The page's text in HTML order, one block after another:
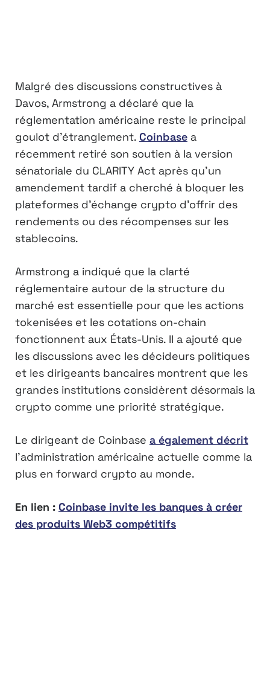
Malgré des discussions constructives à
Davos, Armstrong a déclaré que la
réglementation américaine reste le principal
goulot d’étranglement. Coinbase a
récemment retiré son soutien à la version
sénatoriale du CLARITY Act après qu’un
amendement tardif a cherché à bloquer les
plateformes d’échange crypto d’offrir des
rendements ou des récompenses sur les
stablecoins.
Armstrong a indiqué que la clarté
réglementaire autour de la structure du
marché est essentielle pour que les actions
tokenisées et les cotations on-chain
fonctionnent aux États-Unis. Il a ajouté que
les discussions avec les décideurs politiques
et les dirigeants bancaires montrent que les
grandes institutions considèrent désormais la
crypto comme une priorité stratégique.
Le dirigeant de Coinbase a également décrit
l’administration américaine actuelle comme la
plus en forward crypto au monde.
En lien : Coinbase invite les banques à créer
des produits Web3 compétitifs